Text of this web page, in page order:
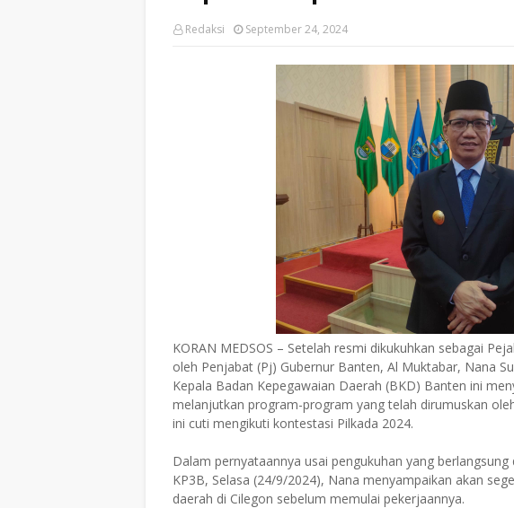
Redaksi September 24, 2024
KORAN MEDSOS – Setelah resmi dikukuhkan sebagai
oleh Penjabat (Pj) Gubernur Banten, Al Muktabar, Nana
Kepala Badan Kepegawaian Daerah (BKD) Banten ini
melanjutkan program-program yang telah dirumuskan
ini cuti mengikuti kontestasi Pilkada 2024.
Dalam pernyataannya usai pengukuhan yang
KP3B, Selasa (24/9/2024), Nana menyampaikan akan
daerah di Cilegon sebelum memulai pekerjaannya.